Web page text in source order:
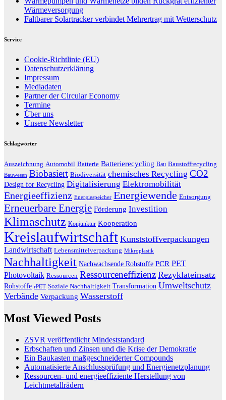
Wärmeversorgung
Faltbarer Solartracker verbindet Mehrertrag mit Wetterschutz
Service
Cookie-Richtlinie (EU)
Datenschutzerklärung
Impressum
Mediadaten
Partner der Circular Economy
Termine
Über uns
Unsere Newsletter
Schlagwörter
Auszeichnung Automobil Batterie Batterierecycling Bau Baustoffrecycling
Bauwesen Biobasiert Biodiversität chemisches Recycling CO2
Design for Recycling Digitalisierung Elektromobilität
Energieeffizienz Energiespeicher Energiewende Entsorgung
Erneuerbare Energie Förderung Investition
Klimaschutz Konjunktur Kooperation
Kreislaufwirtschaft Kunststoffverpackungen
Landwirtschaft Lebensmittelverpackung Mikroplastik
Nachhaltigkeit Nachwachsende Rohstoffe PCR PET
Photovoltaik Ressourcen Ressourceneffizienz Rezyklateinsatz
Rohstoffe rPET Soziale Nachhaltigkeit Transformation Umweltschutz
Verbände Verpackung Wasserstoff
Most Viewed Posts
ZSVR veröffentlicht Mindeststandard
Erbschaften und Zinsen und die Krise der Demokratie
Ein Baukasten maßgeschneiderter Compounds
Automatisierte Anschlussprüfung und Energienetzplanung
Ressourcen- und energieeffiziente Herstellung von
Leichtmetallrädern